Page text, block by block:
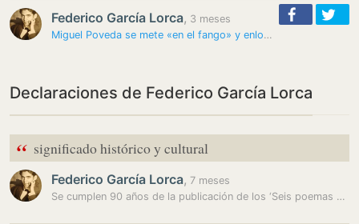
Federico García Lorca, 3 meses
Miguel Poveda se mete «en el fango» y enloquece con su yo lorquiano
Declaraciones de Federico García Lorca
“ significado histórico y cultural
Federico García Lorca, 7 meses
Se cumplen 90 años de la publicación de los ‘Seis poemas galegos’, de…